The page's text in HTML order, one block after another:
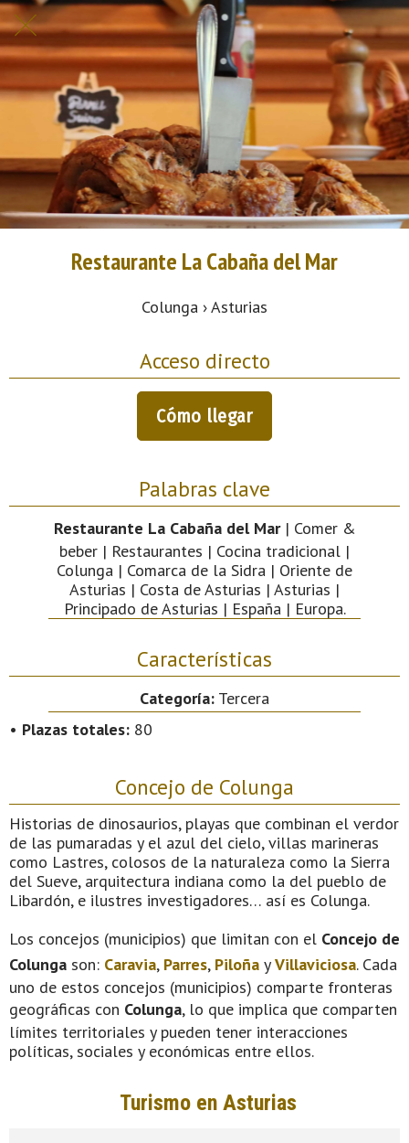
Restaurante La Cabaña del Mar
Colunga › Asturias
Acceso directo
Cómo llegar
Palabras clave
Restaurante La Cabaña del Mar| Comer &
beber | Restaurantes | Cocina tradicional |
Colunga | Comarca de la Sidra | Oriente de
Asturias | Costa de Asturias | Asturias |
Principado de Asturias | España | Europa.
Características
Categoría: Tercera
• Plazas totales: 80
Concejo de Colunga
Historias de dinosaurios, playas que combinan el verdor
de las pumaradas y el azul del cielo, villas marineras
como Lastres, colosos de la naturaleza como la Sierra
del Sueve, arquitectura indiana como la del pueblo de
Libardón, e ilustres investigadores… así es Colunga.
Los concejos (municipios) que limitan con el Concejo de
Colunga son: Caravia, Parres, Piloña yVillaviciosa. Cada
uno de estos concejos (municipios) comparte fronteras
geográficas con Colunga, lo que implica que comparten
límites territoriales y pueden tener interacciones
políticas, sociales y económicas entre ellos.